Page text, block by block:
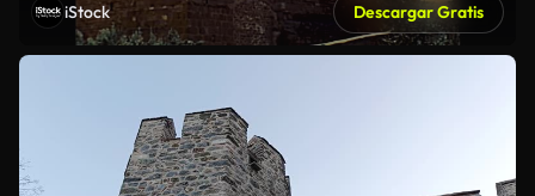
iStock Descargar Gratis